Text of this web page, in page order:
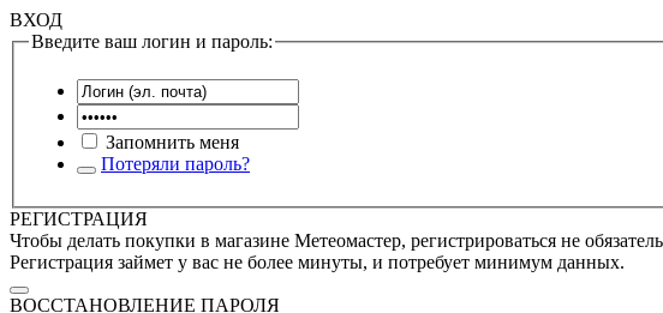
ВХОД
Введите ваш логин и пароль:
Запомнить меня
Потеряли пароль?
РЕГИСТРАЦИЯ
Чтобы делать покупки в магазине Метеомастер, регистрироваться не
Регистрация займет у вас не более минуты, и потребует минимум данных.
ВОССТАНОВЛЕНИЕ ПАРОЛЯ